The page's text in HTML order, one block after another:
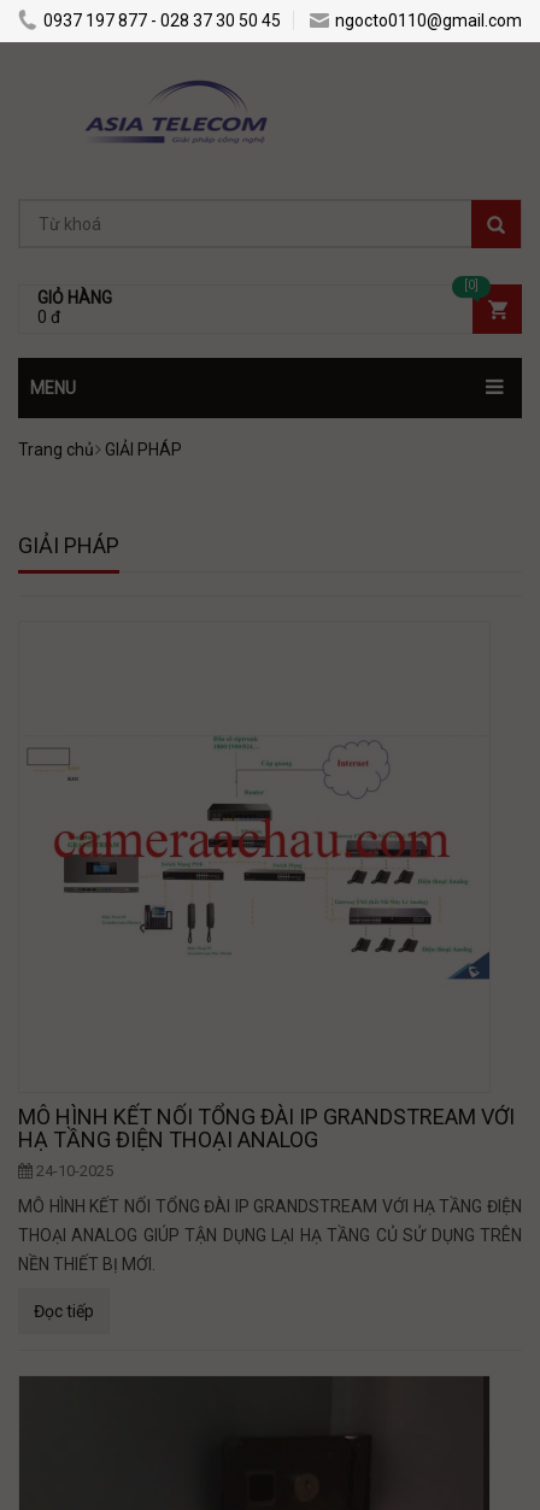
0937 197 877 - 028 37 30 50 45 ngocto0110@gmail.com
GIỎ HÀNG
0 đ
[0]
MENU
Trang chủ GIẢI PHÁP
GIẢI PHÁP
MÔ HÌNH KẾT NỐI TỔNG ĐÀI IP GRANDSTREAM VỚI
HẠ TẦNG ĐIỆN THOẠI ANALOG
24-10-2025
MÔ HÌNH KẾT NỐI TỔNG ĐÀI IP GRANDSTREAM VỚI HẠ TẦNG ĐIỆN
THOẠI ANALOG GIÚP TẬN DỤNG LẠI HẠ TẦNG CỦ SỬ DỤNG TRÊN
NỀN THIẾT BỊ MỚI.
Đọc tiếp